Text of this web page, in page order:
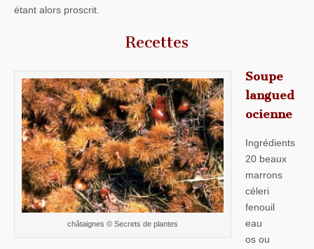
étant alors proscrit.
Recettes
châtaignes © Secrets de plantes
Soupe
langued
ocienne
Ingrédients
20 beaux
marrons
céleri
fenouil
eau
os ou